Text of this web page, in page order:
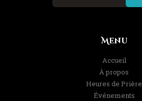
Menu
Accueil
À propos
Heures de Prière
Événements